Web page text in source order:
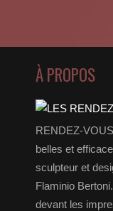
À PROPOS
RENDEZ-
belles et
sculpteur et
Flaminio
devant les